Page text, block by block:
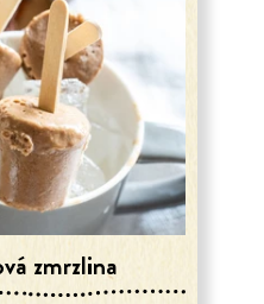
zmrzlina